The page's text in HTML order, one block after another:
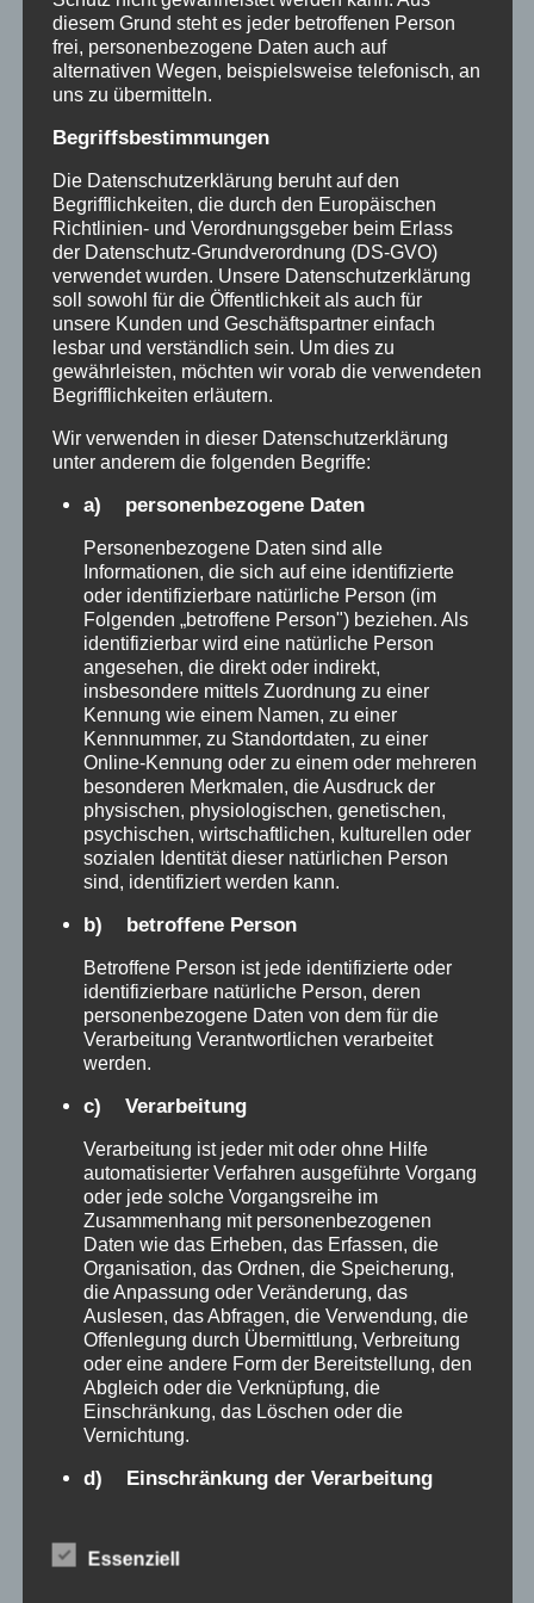
ATELIER
UTE
TOBISCH
Parkettleger Reinfurth
Leider muss unsere Ausstellung
voraussichtlich 14. Feb. 2021 für
Beratungsgespräch geschlossen bleiben.
Musterbestellungen sind telefonisch oder
per E-Mail möglich und werden zu Ihnen
geliefert , bzw. können abgeholt werden. …
WEITERLESEN ...PARKETTLEGER
REINFURTH
LIVING BLANCHE
Living Blanche –
Frühlingserwachen
2021-01-27 Living Blanche
…. lass dich inspirieren . . . aktuelle Fotos
findet ihr auch bei Instagram, whatsApp +
möglich – Info unter 0176-
40367819Versand von GutscheinenJUSt
diesem Grund steht es jeder betroffenen Person
frei, personenbezogene Daten auch auf
alternativen Wegen, beispielsweise telefonisch, an
uns zu übermitteln.
Begriffsbestimmungen
Die Datenschutzerklärung beruht auf den
Begrifflichkeiten, die durch den Europäischen
Richtlinien- und Verordnungsgeber beim Erlass
der Datenschutz-Grundverordnung (DS-GVO)
verwendet wurden. Unsere Datenschutzerklärung
soll sowohl für die Öffentlichkeit als auch für
unsere Kunden und Geschäftspartner einfach
lesbar und verständlich sein. Um dies zu
gewährleisten, möchten wir vorab die verwendeten
Begrifflichkeiten erläutern.
Wir verwenden in dieser Datenschutzerklärung
unter anderem die folgenden Begriffe:
a) personenbezogene Daten
Personenbezogene Daten sind alle
Informationen, die sich auf eine identifizierte
oder identifizierbare natürliche Person (im
Folgenden „betroffene Person") beziehen. Als
identifizierbar wird eine natürliche Person
angesehen, die direkt oder indirekt,
insbesondere mittels Zuordnung zu einer
Kennung wie einem Namen, zu einer
Kennnummer, zu Standortdaten, zu einer
Online-Kennung oder zu einem oder mehreren
besonderen Merkmalen, die Ausdruck der
physischen, physiologischen, genetischen,
psychischen, wirtschaftlichen, kulturellen oder
sozialen Identität dieser natürlichen Person
sind, identifiziert werden kann.
b) betroffene Person
Betroffene Person ist jede identifizierte oder
identifizierbare natürliche Person, deren
personenbezogene Daten von dem für die
Verarbeitung Verantwortlichen verarbeitet
werden.
c) Verarbeitung
Verarbeitung ist jeder mit oder ohne Hilfe
automatisierter Verfahren ausgeführte Vorgang
oder jede solche Vorgangsreihe im
Zusammenhang mit personenbezogenen
Daten wie das Erheben, das Erfassen, die
Organisation, das Ordnen, die Speicherung,
die Anpassung oder Veränderung, das
Auslesen, das Abfragen, die Verwendung, die
Offenlegung durch Übermittlung, Verbreitung
oder eine andere Form der Bereitstellung, den
Abgleich oder die Verknüpfung, die
Einschränkung, das Löschen oder die
Vernichtung.
d) Einschränkung der Verarbeitung
Daten mit dem Ziel, ihre künftige Verarbeitung
Essenziell